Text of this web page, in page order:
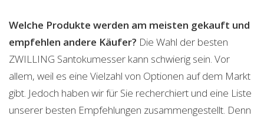
Welche Produkte werden am meisten gekauft und
empfehlen andere Käufer? Die Wahl der besten
ZWILLING Santokumesser kann schwierig sein. Vor
allem, weil es eine Vielzahl von Optionen auf dem Markt
gibt. Jedoch haben wir für Sie recherchiert und eine Liste
unserer besten Empfehlungen zusammengestellt. Denn